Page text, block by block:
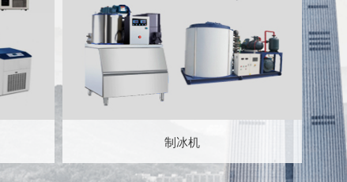
制冰机